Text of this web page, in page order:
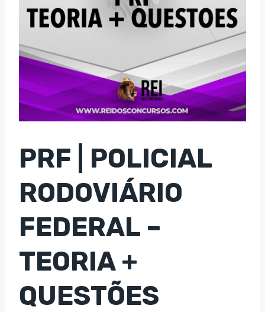
PRF | POLICIAL
RODOVIÁRIO
FEDERAL –
TEORIA +
QUESTÕES